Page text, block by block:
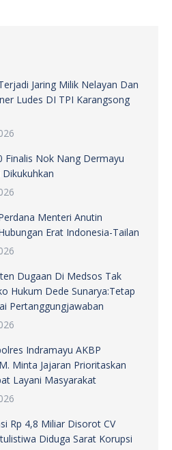
Jaring Milik Nelayan Dan
Ludes DI TPI Karangsong
Finalis Nok Nang Dermayu
Menteri Anutin
Erat Indonesia-Tailan
Dugaan Di Medsos Tak
Hukum Dede Sunarya:Tetap
Pertanggungjawaban
Indramayu AKBP
Minta Jajaran Prioritaskan
Layani Masyarakat
Rp 4,8 Miliar Disorot CV
Diduga Sarat Korupsi